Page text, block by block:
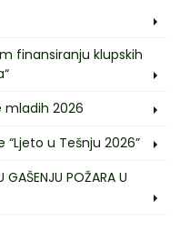
finansiranju klupskih
mladih 2026
u Tešnju 2026”
POŽARA U